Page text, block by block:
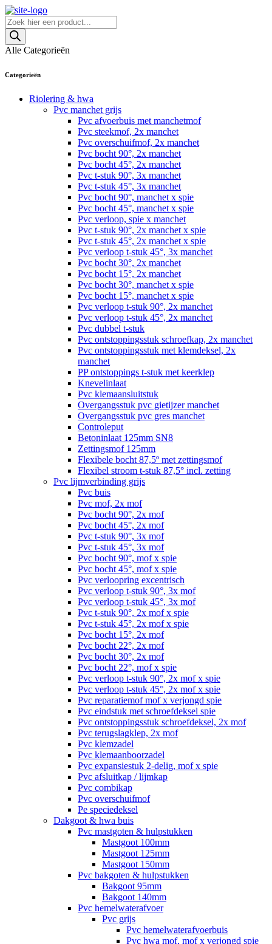
Skip
to
content
Producten
zoeken
Alle Categorieën
Categorieën
Riolering & hwa
Pvc manchet grijs
Pvc afvoerbuis met manchetmof
Pvc steekmof, 2x manchet
Pvc overschuifmof, 2x manchet
Pvc bocht 90°, 2x manchet
Pvc bocht 45°, 2x manchet
Pvc t-stuk 90°, 3x manchet
Pvc t-stuk 45°, 3x manchet
Pvc bocht 90°, manchet x spie
Pvc bocht 45°, manchet x spie
Pvc verloop, spie x manchet
Pvc t-stuk 90°, 2x manchet x spie
Pvc t-stuk 45°, 2x manchet x spie
Pvc verloop t-stuk 45°, 3x manchet
Pvc bocht 30°, 2x manchet
Pvc bocht 15°, 2x manchet
Pvc bocht 30°, manchet x spie
Pvc bocht 15°, manchet x spie
Pvc verloop t-stuk 90°, 2x manchet
Pvc verloop t-stuk 45°, 2x manchet
Pvc dubbel t-stuk
Pvc ontstoppingsstuk schroefkap, 2x manchet
Pvc ontstoppingsstuk met klemdeksel, 2x
manchet
PP ontstoppings t-stuk met keerklep
Knevelinlaat
Pvc klemaansluitstuk
Overgangsstuk pvc gietijzer manchet
Overgangsstuk pvc gres manchet
Controleput
Betoninlaat 125mm SN8
Zettingsmof 125mm
Flexibele bocht 87,5º met zettingsmof
Flexibel stroom t-stuk 87,5° incl. zetting
Pvc lijmverbinding grijs
Pvc buis
Pvc mof, 2x mof
Pvc bocht 90°, 2x mof
Pvc bocht 45°, 2x mof
Pvc t-stuk 90°, 3x mof
Pvc t-stuk 45°, 3x mof
Pvc bocht 90°, mof x spie
Pvc bocht 45°, mof x spie
Pvc verloopring excentrisch
Pvc verloop t-stuk 90°, 3x mof
Pvc verloop t-stuk 45°, 3x mof
Pvc t-stuk 90°, 2x mof x spie
Pvc t-stuk 45°, 2x mof x spie
Pvc bocht 15°, 2x mof
Pvc bocht 22°, 2x mof
Pvc bocht 30°, 2x mof
Pvc bocht 22°, mof x spie
Pvc verloop t-stuk 90°, 2x mof x spie
Pvc verloop t-stuk 45°, 2x mof x spie
Pvc reparatiemof mof x verjongd spie
Pvc eindstuk met schroefdeksel spie
Pvc ontstoppingsstuk schroefdeksel, 2x mof
Pvc terugslagklep, 2x mof
Pvc klemzadel
Pvc klemaanboorzadel
Pvc expansiestuk 2-delig, mof x spie
Pvc afsluitkap / lijmkap
Pvc combikap
Pvc overschuifmof
Pe speciedeksel
Dakgoot & hwa buis
Pvc mastgoten & hulpstukken
Mastgoot 100mm
Mastgoot 125mm
Mastgoot 150mm
Pvc bakgoten & hulpstukken
Bakgoot 95mm
Bakgoot 140mm
Pvc hemelwaterafvoer
Pvc grijs
Pvc hemelwaterafvoerbuis
Pvc hwa mof, mof x verjongd spie